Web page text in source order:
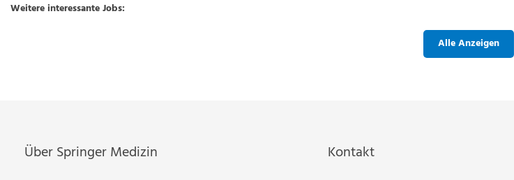
Weitere interessante Jobs:
Alle Anzeigen
Über Springer Medizin Kontakt